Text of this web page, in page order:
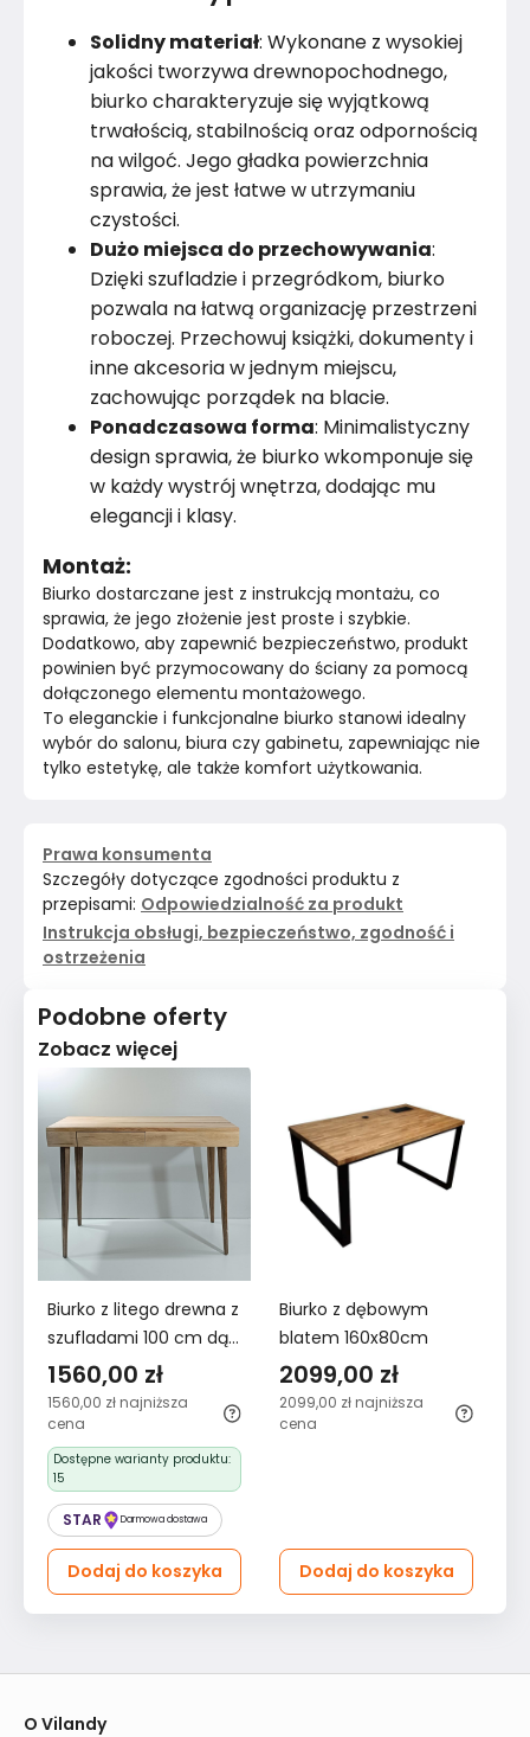
Montaż Złożony
Solidny materiał: Wykonane z wysokiej
jakości tworzywa drewnopochodnego,
biurko charakteryzuje się wyjątkową
trwałością, stabilnością oraz odpornością
na wilgoć. Jego gładka powierzchnia
sprawia, że jest łatwe w utrzymaniu
czystości.
Dużo miejsca do przechowywania:
Dzięki szufladzie i przegródkom, biurko
pozwala na łatwą organizację przestrzeni
roboczej. Przechowuj książki, dokumenty i
inne akcesoria w jednym miejscu,
zachowując porządek na blacie.
Ponadczasowa forma: Minimalistyczny
design sprawia, że biurko wkomponuje się
w każdy wystrój wnętrza, dodając mu
elegancji i klasy.
Montaż:
Biurko dostarczane jest z instrukcją montażu, co
sprawia, że jego złożenie jest proste i szybkie.
Dodatkowo, aby zapewnić bezpieczeństwo, produkt
powinien być przymocowany do ściany za pomocą
dołączonego elementu montażowego.
To eleganckie i funkcjonalne biurko stanowi idealny
wybór do salonu, biura czy gabinetu, zapewniając nie
tylko estetykę, ale także komfort użytkowania.
Prawa konsumenta
Szczegóły dotyczące zgodności produktu z
przepisami: Odpowiedzialność za produkt
Instrukcja obsługi, bezpieczeństwo, zgodność i
ostrzeżenia
Podobne oferty
Zobacz więcej
Biurko z litego drewna z
szufladami 100 cm dąb
olejowany biały do
biura salonu - Kolekcja
Dzisiaj
1560,00 zł
1560,00 zł najniższa
cena
Dostępne warianty produktu:
15
STAR Darmowa dostawa
Dodaj do koszyka
Biurko z dębowym
blatem 160x80cm
2099,00 zł
2099,00 zł najniższa
cena
Dodaj do koszyka
O Vilandy